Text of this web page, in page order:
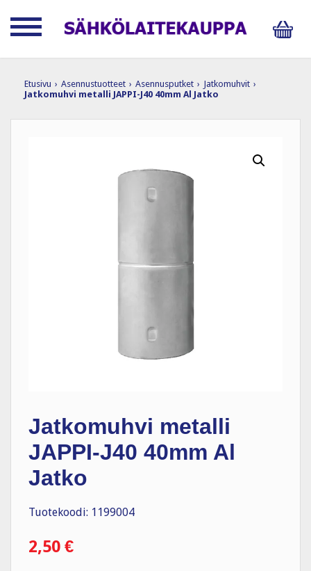
Etusivu › Asennustuotteet › Asennusputket › Jatkomuhvit ›
Jatkomuhvi metalli JAPPI-J40 40mm Al Jatko
Jatkomuhvi metalli
JAPPI-J40 40mm Al
Jatko
Tuotekoodi: 1199004
2,50 €